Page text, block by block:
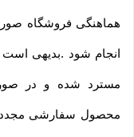
هماهنگی فروشگاه
انجام شود .بدیهی است
مسترد شده و در
محصول سفارشی مجدد